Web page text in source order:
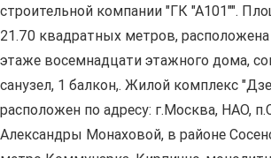
строительной компании "ГК "А101"".
21.70 квадратных метров,
этаже восемнадцати этажного дома,
санузел, 1 балкон,. Жилой комплекс
расположен по адресу: г.Москва, НАО,
Александры Монаховой, в районе